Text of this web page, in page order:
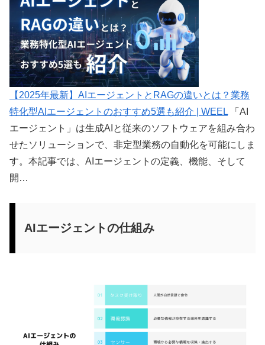
【2025年最新】AIエージェントとRAGの違いとは？業務
特化型AIエージェントのおすすめ5選も紹介 | WEEL
「AI
エージェント」は生成AIと従来のソフトウェアを組み合わ
せたソリューションで、非定型業務の自動化を可能にしま
す。本記事では、AIエージェントの定義、機能、そして
開…
AIエージェントの仕組み